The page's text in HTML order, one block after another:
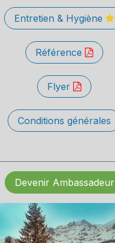
Entretien & Hygiène
Référence
Flyer
Conditions générales
Devenir Ambassadeur